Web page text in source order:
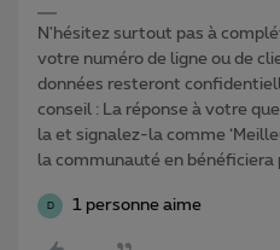
N'hésitez surtout pas à
votre numéro de ligne ou de
données resteront
conseil : La réponse à votre
la et signalez-la comme
la communauté en bénéficiera
D 1 personne aime